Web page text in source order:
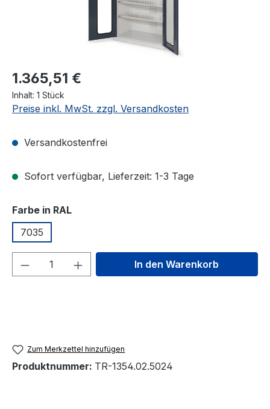
1.365,51 €
Inhalt: 1 Stück
Preise inkl. MwSt. zzgl. Versandkosten
Versandkostenfrei
Sofort verfügbar, Lieferzeit: 1-3 Tage
Farbe in RALauswählen
7035
Produkt Anzahl: Gib denIn den Warenkorb
Zum Merkzettel hinzufügen
Produktnummer: TR-1354.02.5024